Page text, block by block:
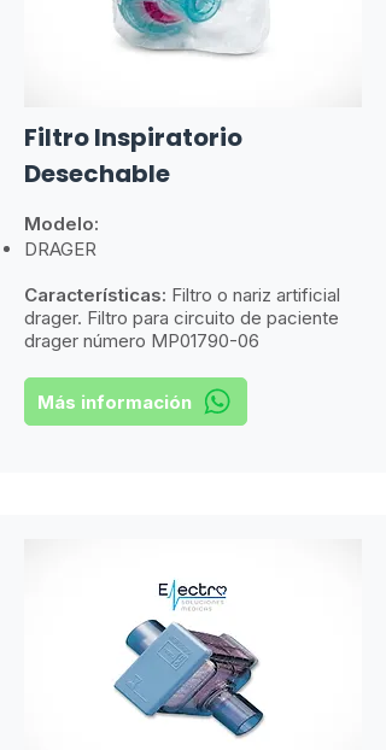
​Filtro Inspiratorio
Desechable
Modelo:
DRAGER
Características: Filtro o nariz artificial
drager. Filtro para circuito de paciente
drager número MP01790-06
Más información